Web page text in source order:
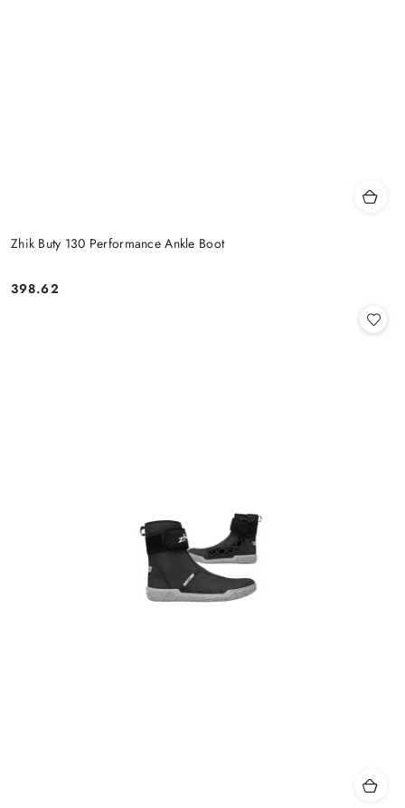
Zhik Buty 130 Performance Ankle Boot
Cena:
398.62